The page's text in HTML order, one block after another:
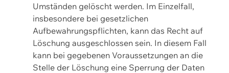
Umständen gelöscht werden. Im Einzelfall,
insbesondere bei gesetzlichen
Aufbewahrungspflichten, kann das Recht auf
Löschung ausgeschlossen sein. In diesem Fall
kann bei gegebenen Voraussetzungen an die
Stelle der Löschung eine Sperrung der Daten